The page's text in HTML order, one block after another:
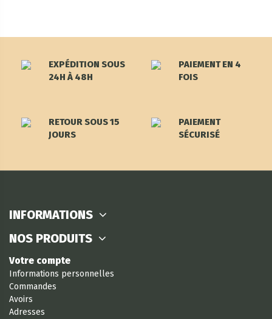
EXPÉDITION SOUS
24H À 48H
PAIEMENT EN 4
FOIS
RETOUR SOUS 15
JOURS
PAIEMENT
SÉCURISÉ
INFORMATIONS
NOS PRODUITS
Votre compte
Informations personnelles
Commandes
Avoirs
Adresses